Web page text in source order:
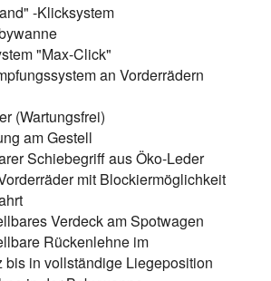
-Klicksystem
"Max-Click"
an Vorderrädern
(Wartungsfrei)
am Gestell
Schiebegriff aus Öko-Leder
mit Blockiermöglichkeit
Verdeck am Spotwagen
Rückenlehne im
bis in vollständige Liegeposition